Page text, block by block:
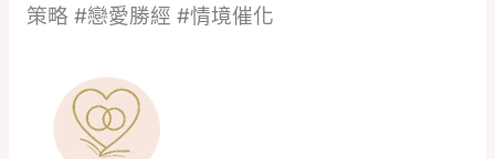
策略 #戀愛勝經 #情境催化